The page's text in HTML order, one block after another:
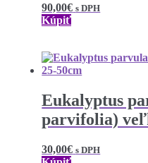
90,00€ s DPH
Kúpiť
Eukalyptus
parvifolia)
30,00€ s DPH